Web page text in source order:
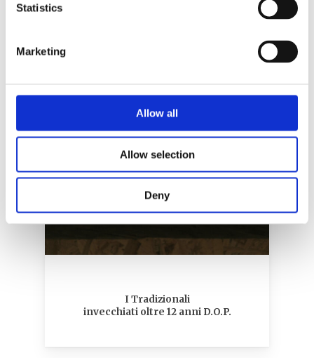
Statistics
Marketing
Allow all
Allow selection
Deny
I Tradizionali
invecchiati oltre 12 anni D.O.P.